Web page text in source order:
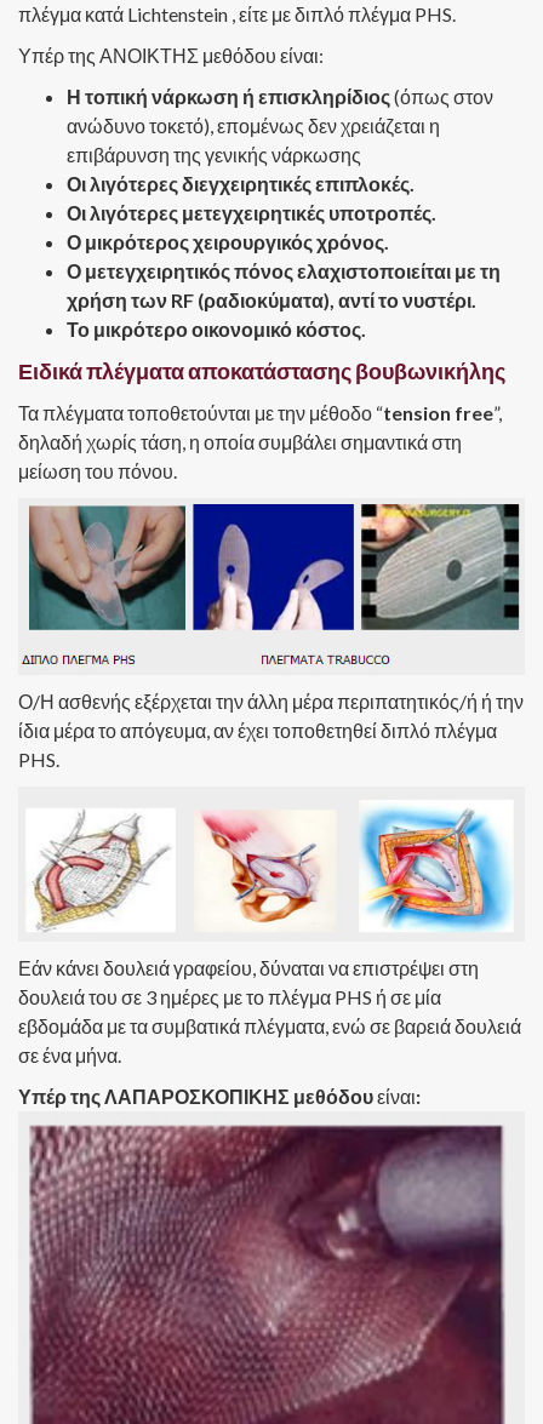
πλέγμα κατά Lichtenstein , είτε με διπλό πλέγμα PHS.
Υπέρ της ΑΝΟΙΚΤΗΣ μεθόδου είναι:
Η τοπική νάρκωση ή επισκληρίδιος(όπως στον
ανώδυνο τοκετό), επομένως δεν χρειάζεται η
επιβάρυνση της γενικής νάρκωσης
Οι λιγότερες διεγχειρητικές επιπλοκές.
Οι λιγότερες μετεγχειρητικές υποτροπές.
Ο μικρότερος χειρουργικός χρόνος.
Ο μετεγχειρητικός πόνος ελαχιστοποιείται με τη
χρήση των RF (ραδιοκύματα), αντί το νυστέρι.
Το μικρότερο οικονομικό κόστος.
Ειδικά πλέγματα αποκατάστασης βουβωνικήλης
Τα πλέγματα τοποθετούνται με την μέθοδο “tension free”,
δηλαδή χωρίς τάση, η οποία συμβάλει σημαντικά στη
μείωση του πόνου.
Ο/Η ασθενής εξέρχεται την άλλη μέρα περιπατητικός/ή ή την
ίδια μέρα το απόγευμα, αν έχει τοποθετηθεί διπλό πλέγμα
PHS.
Εάν κάνει δουλειά γραφείου, δύναται να επιστρέψει στη
δουλειά του σε 3 ημέρες με το πλέγμα PHS ή σε μία
εβδομάδα με τα συμβατικά πλέγματα, ενώ σε βαρειά δουλειά
σε ένα μήνα.
Υπέρ της ΛΑΠΑΡΟΣΚΟΠΙΚΗΣ μεθόδουείναι: